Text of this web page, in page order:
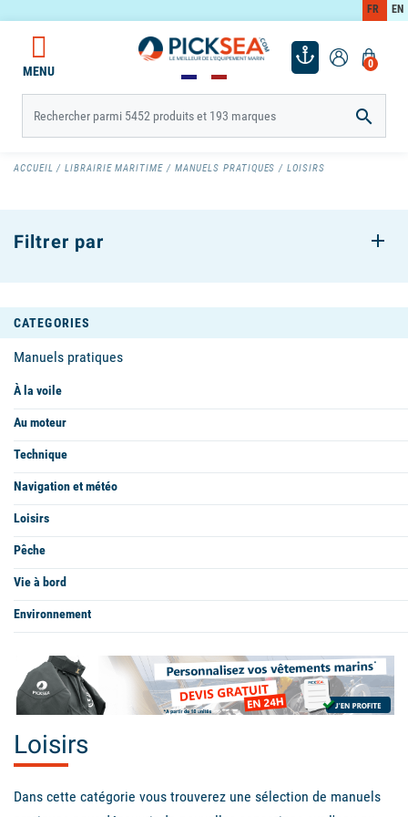
FR EN
0
MENU

ACCUEIL LIBRAIRIE MARITIME MANUELS PRATIQUES LOISIRS
CATEGORIES
Manuels pratiques
À la voile
Au moteur
Technique
Navigation et météo
Loisirs
Pêche
Vie à bord
Environnement
Filtrer par
Loisirs
Dans cette catégorie vous trouverez une sélection de manuels